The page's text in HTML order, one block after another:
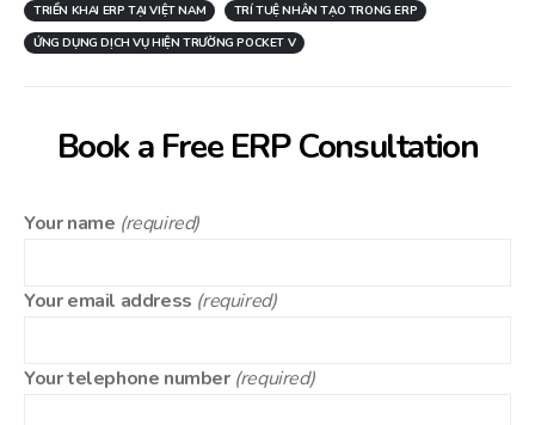
TRIỂN KHAI ERP TẠI VIỆT NAM
TRÍ TUỆ NHÂN TẠO TRONG ERP
ỨNG DỤNG DỊCH VỤ HIỆN TRƯỜNG POCKET V
Book a Free ERP Consultation
Your name (required)
Your email address (required)
Your telephone number (required)